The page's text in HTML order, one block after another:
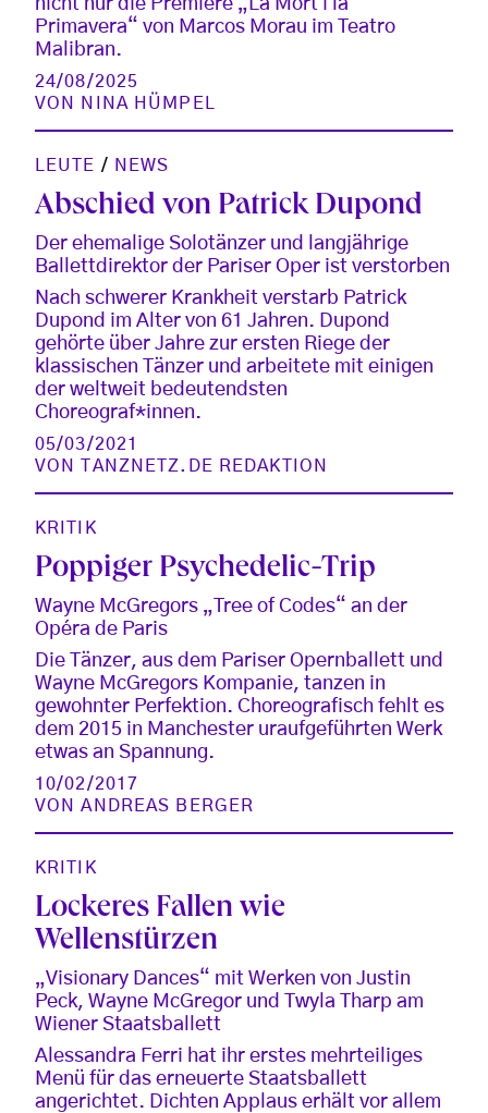
nicht nur die Premiere „La Mort i la
Primavera“ von Marcos Morau im Teatro
Malibran.
24/08/2025
VON
NINA HÜMPEL
LEUTE / NEWS
Abschied von Patrick Dupond
Der ehemalige Solotänzer und langjährige
Ballettdirektor der Pariser Oper ist verstorben
Nach schwerer Krankheit verstarb Patrick
Dupond im Alter von 61 Jahren. Dupond
gehörte über Jahre zur ersten Riege der
klassischen Tänzer und arbeitete mit einigen
der weltweit bedeutendsten
Choreograf*innen.
05/03/2021
VON
TANZNETZ.DE REDAKTION
KRITIK
Poppiger Psychedelic-Trip
Wayne McGregors „Tree of Codes“ an der
Opéra de Paris
Die Tänzer, aus dem Pariser Opernballett und
Wayne McGregors Kompanie, tanzen in
gewohnter Perfektion. Choreografisch fehlt es
dem 2015 in Manchester uraufgeführten Werk
etwas an Spannung.
10/02/2017
VONANDREAS BERGER
KRITIK
Lockeres Fallen wie
Wellenstürzen
„Visionary Dances“ mit Werken von Justin
Peck, Wayne McGregor und Twyla Tharp am
Wiener Staatsballett
Alessandra Ferri hat ihr erstes mehrteiliges
Menü für das erneuerte Staatsballett
angerichtet. Dichten Applaus erhält vor allem